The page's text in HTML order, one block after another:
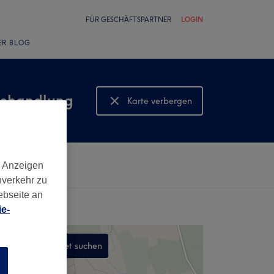
FÜR GESCHÄFTSPARTNER LOGIN
BLOG
Karte verbergen
Karte anzeigen
In diesem Gebiet suchen
zu
an